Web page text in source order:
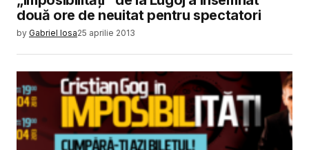
două ore de neuitat pentru spectatori
by Gabriel Iosa25 aprilie 2013